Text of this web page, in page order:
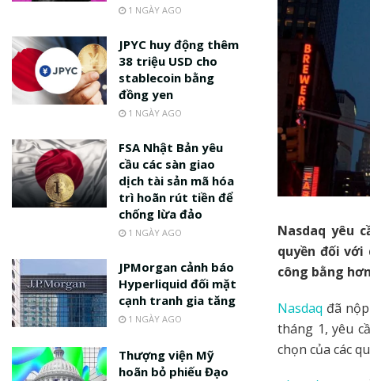
Nasdaq yêu
quyền đối với
công bằng
Nasdaq đã
tháng 1, yêu
chọn của các
1 NGÀY AGO
JPYC huy động thêm
38 triệu USD cho
stablecoin bằng
đồng yen
1 NGÀY AGO
FSA Nhật Bản yêu
cầu các sàn giao
dịch tài sản mã hóa
trì hoãn rút tiền để
chống lừa đảo
1 NGÀY AGO
JPMorgan cảnh báo
Hyperliquid đối mặt
cạnh tranh gia tăng
1 NGÀY AGO
Thượng viện Mỹ
hoãn bỏ phiếu Đạo